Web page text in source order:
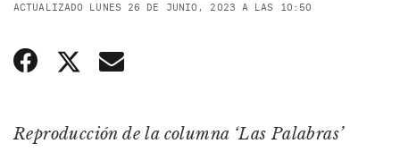
ACTUALIZADO LUNES 26 DE JUNIO, 2023 A LAS 10:50
Reproducción de la columna ‘Las Palabras’